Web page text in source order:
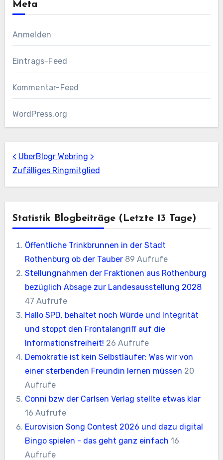
Meta
Anmelden
Eintrags-Feed
Kommentar-Feed
WordPress.org
< UberBlogr Webring >
Zufälliges Ringmitglied
Statistik Blogbeiträge (letzte 13 Tage)
Öffentliche Trinkbrunnen in der Stadt
Rothenburg ob der Tauber 89 Aufrufe
Stellungnahmen der Fraktionen aus Rothenburg
bezüglich Absage zur Landesausstellung 2028
47 Aufrufe
Hallo SPD, behaltet noch Würde und Integrität
und stoppt den Frontalangriff auf die
Informationsfreiheit! 26 Aufrufe
Demokratie ist kein Selbstläufer: Was wir von
einer sterbenden Freundin lernen müssen 20
Aufrufe
Conni bzw der Carlsen Verlag stellte etwas klar
16 Aufrufe
Eurovision Song Contest 2026 und dazu digital
Bingo spielen - das geht ganz einfach 16
Aufrufe